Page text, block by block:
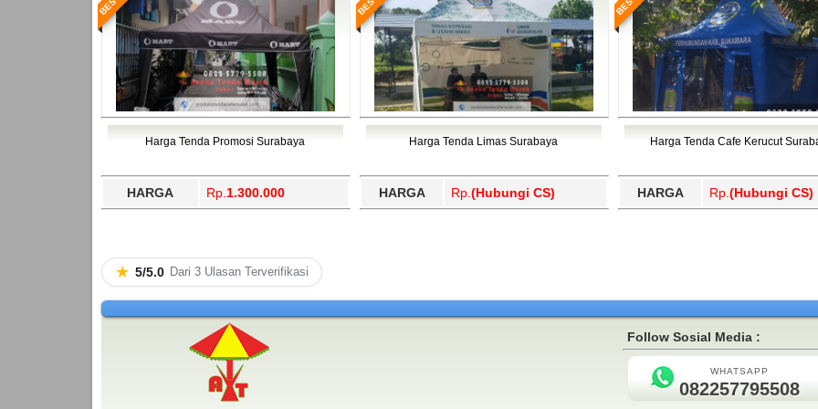
Harga Tenda Promosi Surabaya
HARGA Rp. 1.300.000
Harga Tenda Limas Surabaya
HARGA Rp. (Hubungi CS)
Harga Tenda Cafe Kerucut
HARGA Rp. (Hubungi CS)
★ 5/5.0 Dari 3 Ulasan Terverifikasi
Follow Sosial Media :
WHATSAPP
082257795508